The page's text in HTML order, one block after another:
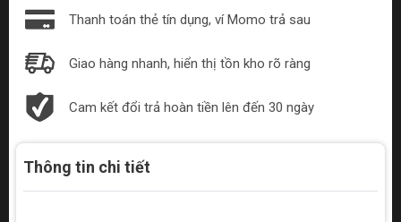
Thanh toán thẻ tín dụng, ví Momo trả sau
Giao hàng nhanh, hiển thị tồn kho rõ ràng
Cam kết đổi trả hoàn tiền lên đến 30 ngày
Thông tin chi tiết